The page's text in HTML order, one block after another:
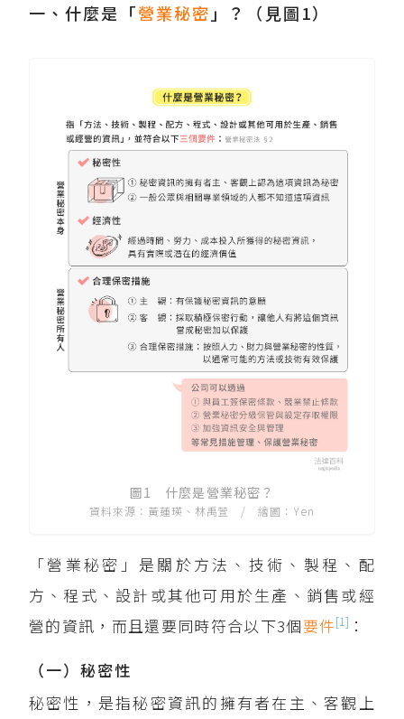
一、什麼是「營業秘密 」？（見圖1）
圖1 什麼是營業秘密？
資料來源：黃蓮瑛、林禹萱 / 繪圖：Yen
「營業秘密」是關於方法、技術、製程、配
方、程式、設計或其他可用於生產、銷售或經
營的資訊，而且還要同時符合以下3個要件[1] ：
（一）秘密性
秘密性，是指秘密資訊的擁有者在主、客觀上